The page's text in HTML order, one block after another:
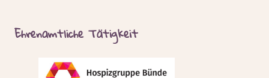
Ehrenamtliche Tätigkeit